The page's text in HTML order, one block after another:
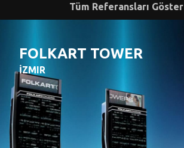
Tüm Referansları Göster
FOLKART TOWER
İZMIR